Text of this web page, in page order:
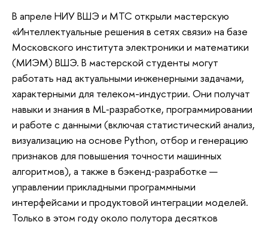
В апреле НИУ ВШЭ и МТС открыли мастерскую
«Интеллектуальные решения в сетях связи» на базе
Московского института электроники и математики
(МИЭМ) ВШЭ. В мастерской студенты могут
работать над актуальными инженерными задачами,
характерными для телеком-индустрии. Они получат
навыки и знания в ML‑разработке, программировании
и работе с данными (включая статистический анализ,
визуализацию на основе Python, отбор и генерацию
признаков для повышения точности машинных
алгоритмов), а также в бэкенд‑разработке —
управлении прикладными программными
интерфейсами и продуктовой интеграции моделей.
Только в этом году около полутора десятков